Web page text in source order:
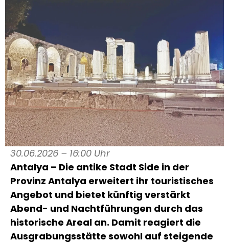
30.06.2026 – 16:00 Uhr
Antalya – Die antike Stadt Side in der
Provinz Antalya erweitert ihr touristisches
Angebot und bietet künftig verstärkt
Abend- und Nachtführungen durch das
historische Areal an. Damit reagiert die
Ausgrabungsstätte sowohl auf steigende